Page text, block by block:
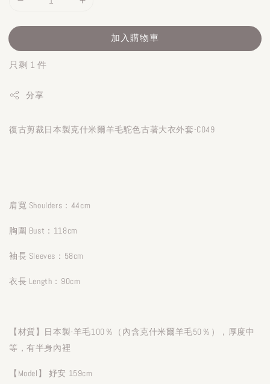
加入購物車
只剩 1 件
分享
復古剪裁日本製克什米爾羊毛駝色古著大衣外套-C049
肩寬 Shoulders：44cm
胸圍 Bust：118cm
袖長 Sleeves：58cm
衣長 Length：90cm
【材質】日本製-羊毛100％（內含克什米爾羊毛50％），厚度中
等，有半身內裡
【Model】 妤安 159cm